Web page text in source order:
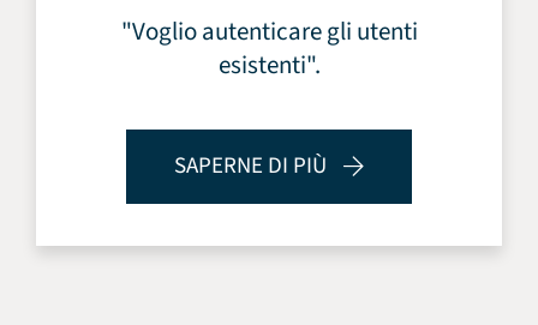
"Voglio autenticare gli utenti
esistenti".
SAPERNE DI PIÙ